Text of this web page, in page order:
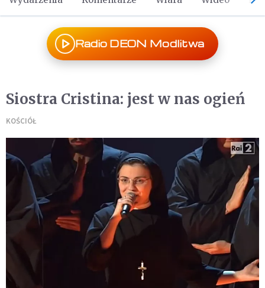
Radio DEON Modlitwa
Siostra Cristina: jest w nas ogień
KOŚCIÓŁ